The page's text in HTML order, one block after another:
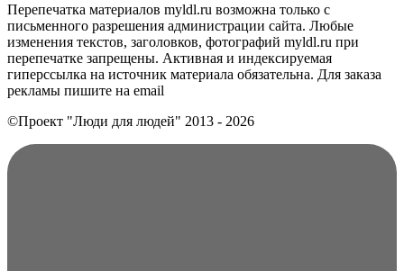
Перепечатка материалов myldl.ru возможна только с
письменного разрешения администрации сайта. Любые
изменения текстов, заголовков, фотографий myldl.ru при
перепечатке запрещены. Активная и индексируемая
гиперссылка на источник материала обязательна. Для заказа
рекламы пишите на еmail
©Проект "Люди для людей" 2013 - 2026